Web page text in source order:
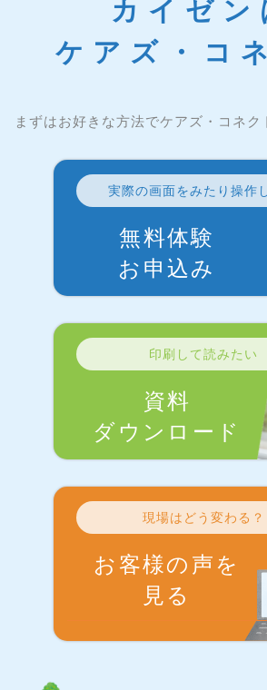
カイゼン
ケアズ・コ
まずはお好きな方法でケアズ・コネク
実際の画面をみたり操作
無料体験
お申込み
印刷して読みたい
資料
ダウンロード
現場はどう変わる？
お客様の声を
見る